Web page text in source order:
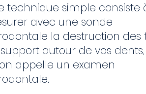
technique simple consiste
avec une sonde
la destruction des
autour de vos
appelle un examen